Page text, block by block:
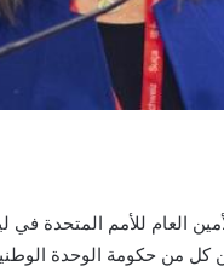
العام للأمم المتحدة في
كل من حكومة الوحدة